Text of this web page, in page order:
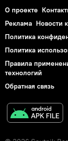
О проекте
Реклама Новости
Политика
Политика
Правила
технологий
Обратная связь